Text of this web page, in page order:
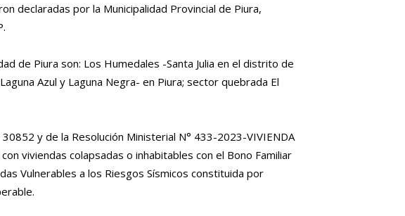
declaradas por la Municipalidad Provincial de Piura,
de Piura son: Los Humedales -Santa Julia en el distrito de
Azul y Laguna Negra- en Piura; sector quebrada El
y de la Resolución Ministerial N° 433-2023-VIVIENDA
viviendas colapsadas o inhabitables con el Bono Familiar
Vulnerables a los Riesgos Sísmicos constituida por